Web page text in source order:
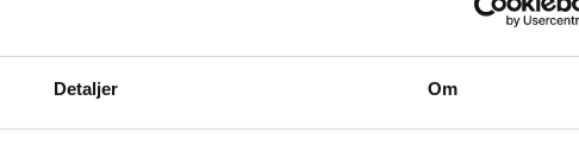
Detaljer Om
af mine personoplysninger i henhold tilprivatlivspolitikken